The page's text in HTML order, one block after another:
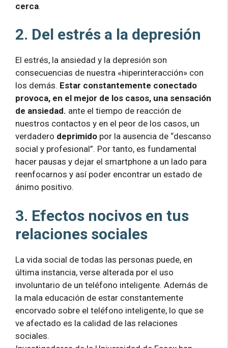
cerca.
2. Del estrés a la depresión
El estrés, la ansiedad y la depresión son
consecuencias de nuestra «hiperinteracción» con
los demás. Estar constantemente conectado
provoca, en el mejor de los casos, una sensación
de ansiedad. ante el tiempo de reacción de
nuestros contactos y en el peor de los casos, un
verdadero deprimido por la ausencia de “descanso
social y profesional”. Por tanto, es fundamental
hacer pausas y dejar el smartphone a un lado para
reenfocarnos y así poder encontrar un estado de
ánimo positivo.
3. Efectos nocivos en tus
relaciones sociales
La vida social de todas las personas puede, en
última instancia, verse alterada por el uso
involuntario de un teléfono inteligente. Además de
la mala educación de estar constantemente
encorvado sobre el teléfono inteligente, lo que se
ve afectado es la calidad de las relaciones
sociales.